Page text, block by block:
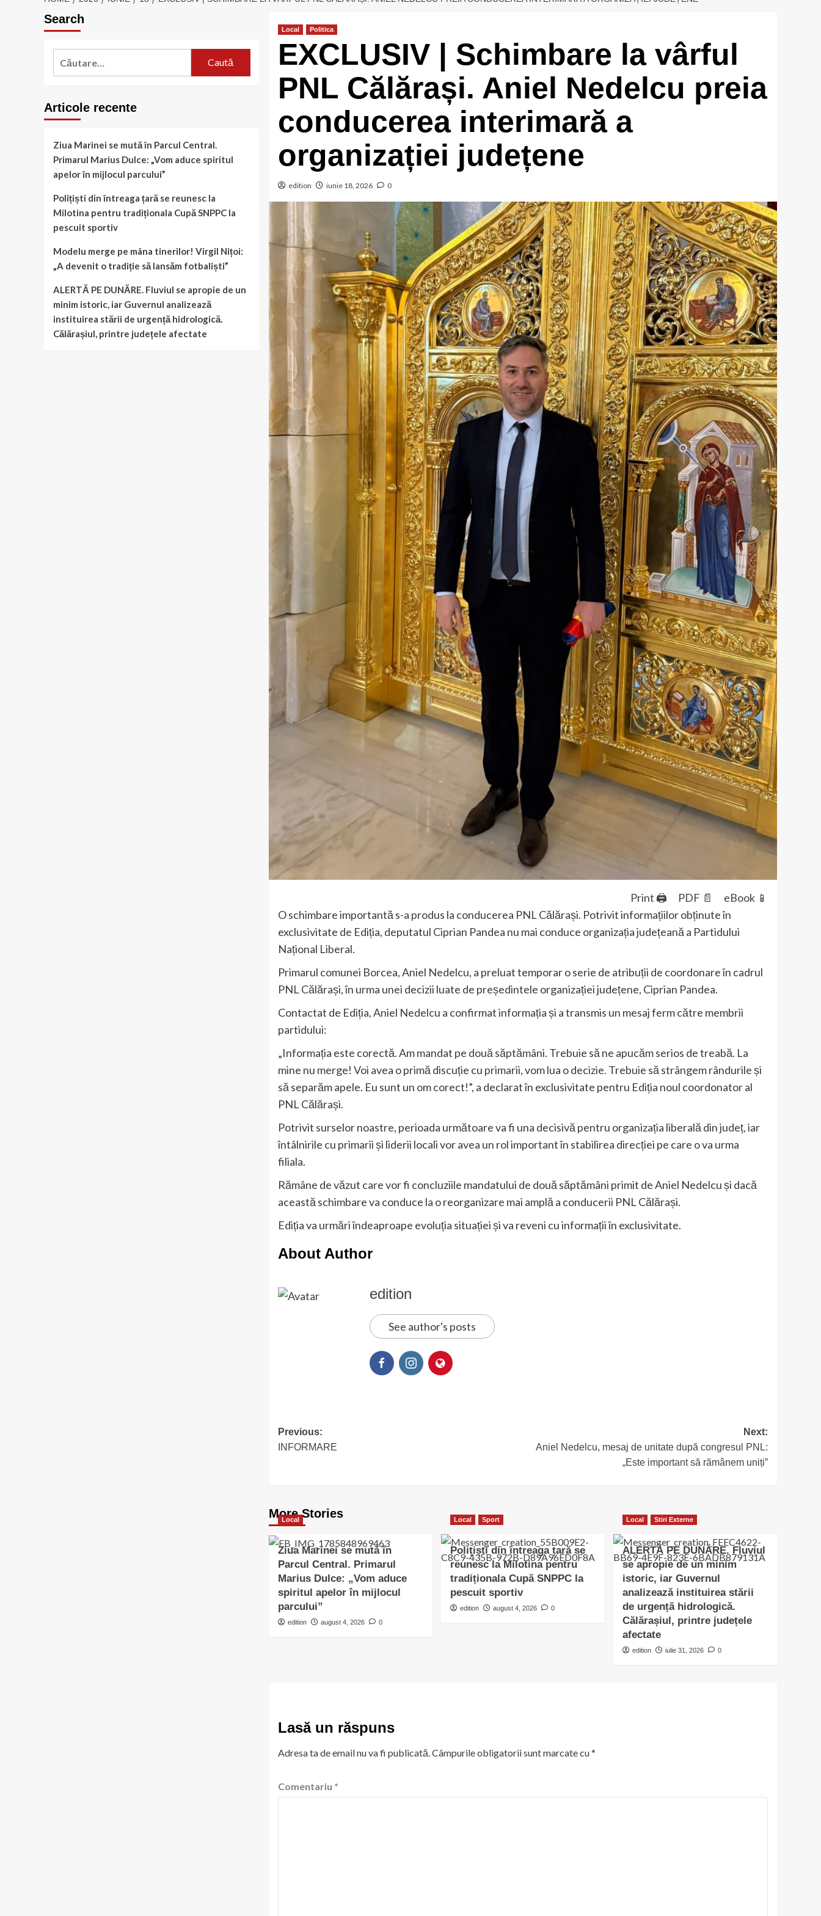
Local Politica
EXCLUSIV | Schimbare la vârful
PNL Călărași. Aniel Nedelcu preia
conducerea interimară a
organizației județene
edition iunie 18, 2026 0
Print 🖨 PDF 📄
eBook 📱
O schimbare importantă s-a produs la conducerea PNL Călărași. Potrivit informațiilor obținute în
exclusivitate de Ediția, deputatul Ciprian Pandea nu mai conduce organizația județeană a Partidului
Național Liberal.
Primarul comunei Borcea, Aniel Nedelcu, a preluat temporar o serie de atribuții de coordonare în cadrul
PNL Călărași, în urma unei decizii luate de președintele organizației județene, Ciprian Pandea.
Contactat de Ediția, Aniel Nedelcu a confirmat informația și a transmis un mesaj ferm către membrii
partidului:
„Informația este corectă. Am mandat pe două săptămâni. Trebuie să ne apucăm serios de treabă. La
mine nu merge! Voi avea o primă discuție cu primarii, vom lua o decizie. Trebuie să strângem rândurile și
să separăm apele. Eu sunt un om corect!”, a declarat în exclusivitate pentru Ediția noul coordonator al
PNL Călărași.
Potrivit surselor noastre, perioada următoare va fi una decisivă pentru organizația liberală din județ, iar
întâlnirile cu primarii și liderii locali vor avea un rol important în stabilirea direcției pe care o va urma
filiala.
Rămâne de văzut care vor fi concluziile mandatului de două săptămâni primit de Aniel Nedelcu și dacă
această schimbare va conduce la o reorganizare mai amplă a conducerii PNL Călărași.
Ediția va urmări îndeaproape evoluția situației și va reveni cu informații în exclusivitate.
About Author
edition
See author's posts
Post
navigation
Previous:
INFORMARE
Next:
Aniel Nedelcu, mesaj de unitate după congresul PNL:
„Este important să rămânem uniți”
More Stories
Local
Ziua Marinei se mută în
Parcul Central. Primarul
Marius Dulce: „Vom aduce
spiritul apelor în mijlocul
parcului”
edition august 4, 2026 0
Local Sport
Polițiști din întreaga țară se
reunesc la Milotina pentru
tradiționala Cupă SNPPC la
pescuit sportiv
edition august 4, 2026 0
Local Stiri Externe
ALERTĂ PE DUNĂRE. Fluviul
se apropie de un minim
istoric, iar Guvernul
analizează instituirea stării
de urgență hidrologică.
Călărașiul, printre județele
afectate
edition iulie 31, 2026 0
Lasă un răspuns
Adresa ta de email nu va fi publicată. Câmpurile obligatorii sunt marcate cu*
Comentariu *
Search
Caută
Articole recente
Ziua Marinei se mută în Parcul Central.
Primarul Marius Dulce: „Vom aduce spiritul
apelor în mijlocul parcului”
Polițiști din întreaga țară se reunesc la
Milotina pentru tradiționala Cupă SNPPC la
pescuit sportiv
Modelu merge pe mâna tinerilor! Virgil Nițoi:
„A devenit o tradiție să lansăm fotbaliști”
ALERTĂ PE DUNĂRE. Fluviul se apropie de un
minim istoric, iar Guvernul analizează
instituirea stării de urgență hidrologică.
Călărașiul, printre județele afectate